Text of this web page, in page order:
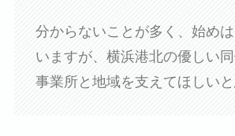
分からないことが多く、始め
いますが、横浜港北の優しい
事業所と地域を支えてほしいと